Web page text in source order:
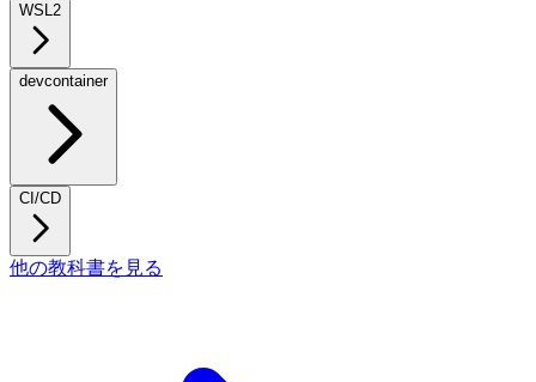
WSL2
devcontainer
CI/CD
他の教科書を見る